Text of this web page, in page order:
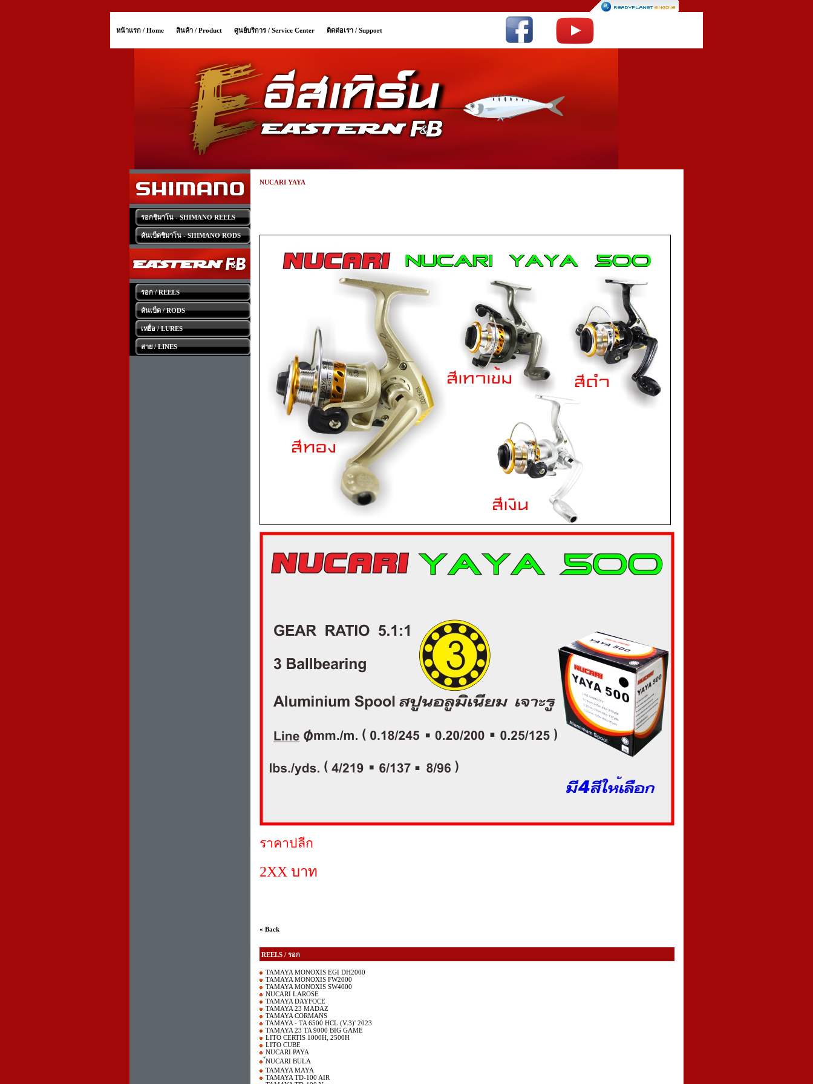
หน้าแรก / Home สินค้า / Product ศูนย์บริการ / Service Center ติดต่อเรา / Support
รอกชิมาโน - SHIMANO REELS
คันเบ็ดชิมาโน - SHIMANO RODS
รอก / REELS
คันเบ็ด / RODS
เหยื่อ / LURES
สาย / LINES
NUCARI YAYA
ราคาปลีก
2XX บาท
« Back
REELS / รอก
TAMAYA MONOXIS EGI DH2000
TAMAYA MONOXIS FW2000
TAMAYA MONOXIS SW4000
NUCARI LAROSE
TAMAYA DAYFOCE
TAMAYA 23 MADAZ
TAMAYA CORMANS
TAMAYA - TA 6500 HCL (V.3)' 2023
TAMAYA 23 TA 9000 BIG GAME
LITO CERTIS 1000H, 2500H
LITO CUBE
NUCARI PAYA
์NUCARI BULA
TAMAYA MAYA
TAMAYA TD-100 AIR